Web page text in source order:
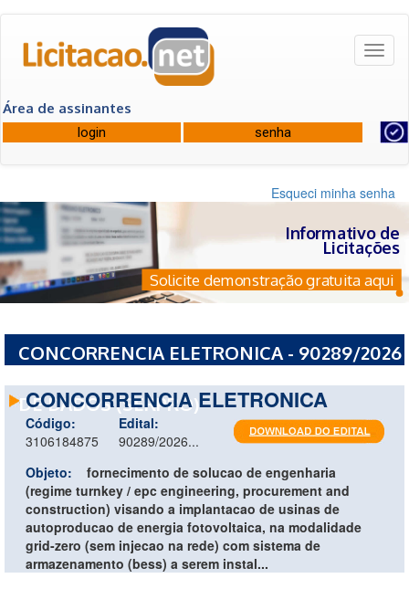
Área de assinantes
Esqueci minha senha
Informativo de
Licitações
Solicite demonstração gratuita aqui
CONCORRENCIA ELETRONICA - 90289/2026
DE DADOS (SERPRO)
CONCORRENCIA ELETRONICA
Código:
3106184875
Edital:
90289/2026...
Objeto:
fornecimento de solucao de engenharia
(regime turnkey / epc engineering, procurement and
construction) visando a implantacao de usinas de
autoproducao de energia fotovoltaica, na modalidade
grid-zero (sem injecao na rede) com sistema de
armazenamento (bess) a serem instal...